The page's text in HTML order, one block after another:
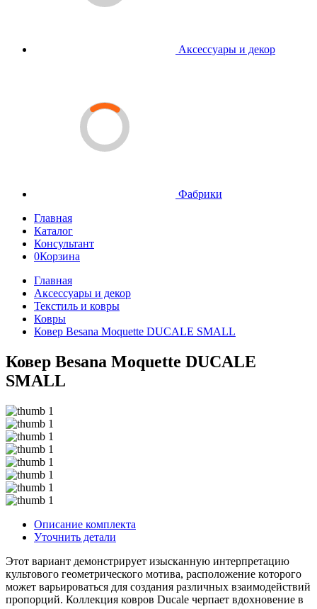
Аксессуары и декор
Фабрики
Главная
Каталог
Консультант
0Корзина
Главная
Аксессуары и декор
Текстиль и ковры
Ковры
Ковер Besana Moquette DUCALE SMALL
Ковер Besana Moquette DUCALE
SMALL
Описание комплекта
Уточнить детали
Этот вариант демонстрирует изысканную интерпретацию
культового геометрического мотива, расположение которого
может варьироваться для создания различных взаимодействий
пропорций. Коллекция ковров Ducale черпает вдохновение в